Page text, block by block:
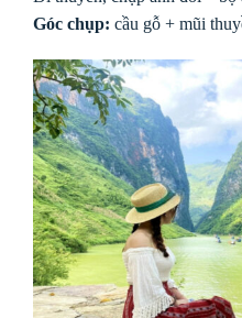
Góc chụp: cầu gỗ + mũi